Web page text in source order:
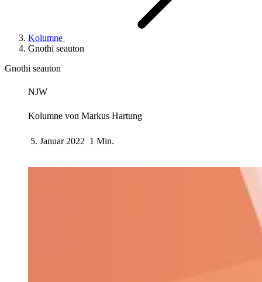
Kolumne
Gnothi seauton
Gnothi seauton
NJW
Kolumne von Markus Hartung
5. Januar 2022 1 Min.